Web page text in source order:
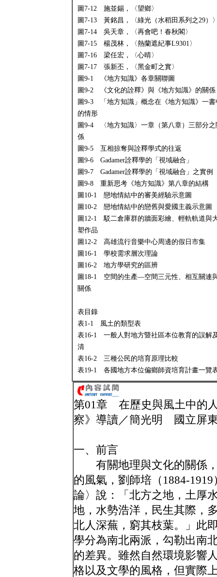
圖7-12 施並錫，〈望鄉〉
圖7-13 黃銘昌，〈綠光（水稻田系列之29）
圖7-14 吳天章，〈再會吧！春秋閣〉
圖7-15 楊茂林，〈熱蘭遮紀事L9301〉
圖7-16 梁任宏，〈心晴〉
圖7-17 張新丕，〈黑金町之實〉
圖9-1 《地方知識》各章關聯圖
圖9-2 《文化的詮釋》與《地方知識》的關係
圖9-3 「地方知識」概念在《地方知識》一書
的情形
圖9-4 〈地方知識〉一章（第八章）三部分之
係
圖9-5 互相掠奪與詮釋學式的往返
圖9-6 Gadamer詮釋學的「視域融合」
圖9-7 Gadamer詮釋學的「視域融合」之實例
圖9-8 重新思考《地方知識》第八章的結構
圖10-1 戀地情結中的審美經驗示意圖
圖10-2 戀地情結中的戀舊與愛國主義示意圖
圖12-1 駁二倉庫群的牆面彩繪、輕軌軌道與
塑作品
圖12-2 高雄流行音樂中心周邊的假日市集
圖16-1 學校需求層次理論
圖16-2 地方學研究的區辨
圖18-1 空間的生產—空間三元性、相互關連
關係
表目錄
表1-1 風土的類型表
表16-1 一般人對地方暨社區本位教育的誤解
清
表16-2 三種公民的培育原理比較
表19-1 各國地方本位偏鄉師資培育計畫一覽
第01章 在歷史與風土中的
察》導讀／簡光明 國立屏
一、前言
有關地理與文化的關係，
的風氣，劉師培（1884-
論〉說：「北方之地，土厚
地，水勢浩洋，民生其際，
北人深蕪，窮其枝葉。」此
學分為南北兩派，勾勒出南
的差異。雖然自然環境影響
格以及文學的風格，但實際